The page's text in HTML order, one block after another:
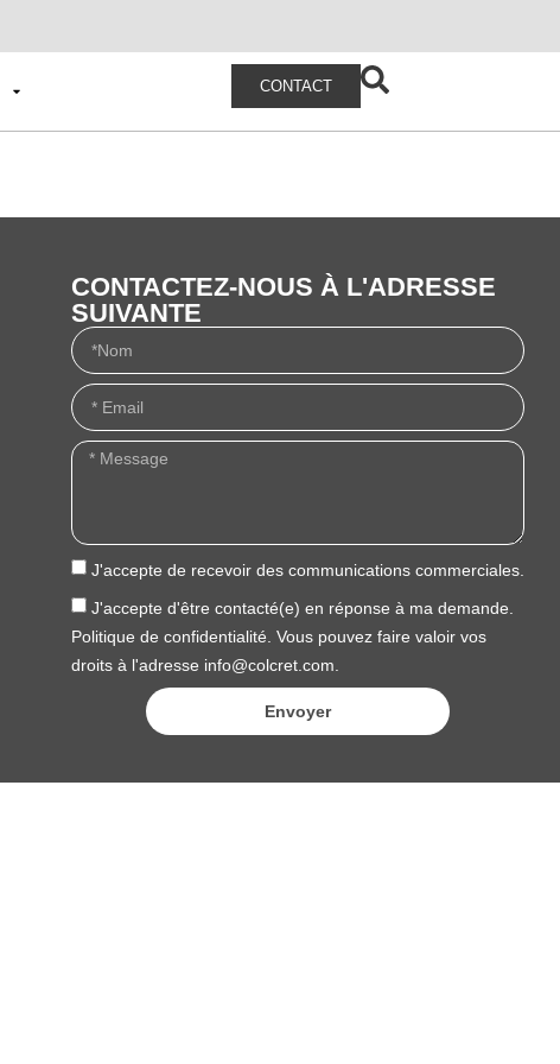
CONTACT
CONTACTEZ-NOUS À L'ADRESSE
SUIVANTE
J'accepte de recevoir des communications commerciales.
J'accepte d'être contacté(e) en réponse à ma demande.
Politique de confidentialité. Vous pouvez faire valoir vos
droits à l'adresse info@colcret.com.
Envoyer